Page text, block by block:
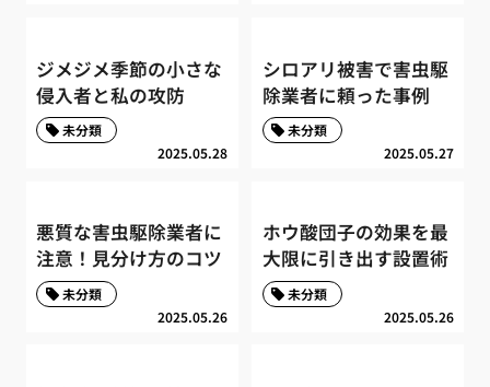
ジメジメ季節の小さな
侵入者と私の攻防
2025.05.28
未分類
シロアリ被害で害虫駆
除業者に頼った事例
2025.05.27
未分類
悪質な害虫駆除業者に
注意！見分け方のコツ
2025.05.26
未分類
ホウ酸団子の効果を最
大限に引き出す設置術
2025.05.26
未分類